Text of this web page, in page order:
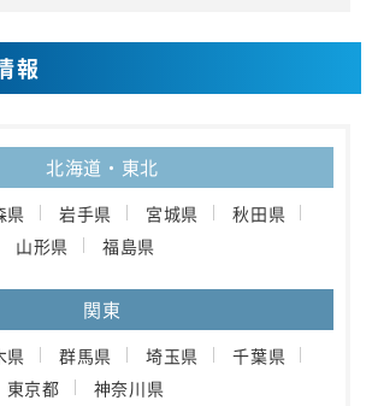
報
北海道・東北
県 岩手県 宮城県
秋田県
山形県
福島県
関東
県 群馬県 埼玉県
千葉県
東京都
神奈川県